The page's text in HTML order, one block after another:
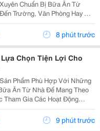
Chuẩn Bị Bữa Ăn Từ
Trường, Văn Phòng Hay Sử
Đi, Sản Phẩm Đều Mang Lại Sự
Chủ Động Hơn Trong Việc Sắp
8 phút trước
Chọn Tiện Lợi Cho
Phẩm Phù Hợp Với Những
Ăn Từ Nhà Để Mang Theo
Tham Gia Các Hoạt Động
Dụng, Sản Phẩm Giúp
Gọn Gàng Và Thuận Tiện Hơn
9 phút trước